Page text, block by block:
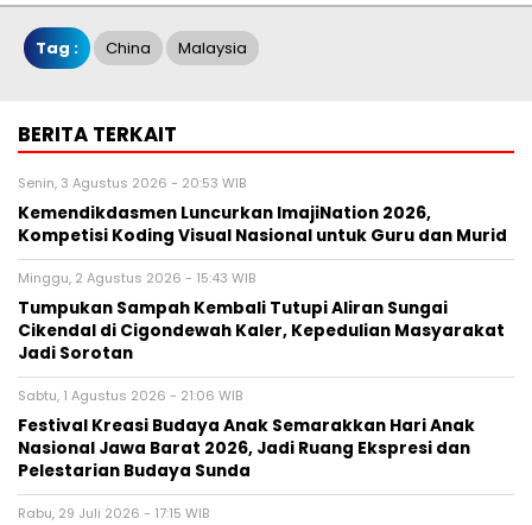
Tag : China Malaysia
BERITA TERKAIT
Senin, 3 Agustus 2026 - 20:53 WIB
Kemendikdasmen Luncurkan ImajiNation 2026,
Kompetisi Koding Visual Nasional untuk Guru dan Murid
Minggu, 2 Agustus 2026 - 15:43 WIB
Tumpukan Sampah Kembali Tutupi Aliran Sungai
Cikendal di Cigondewah Kaler, Kepedulian Masyarakat
Jadi Sorotan
Sabtu, 1 Agustus 2026 - 21:06 WIB
Festival Kreasi Budaya Anak Semarakkan Hari Anak
Nasional Jawa Barat 2026, Jadi Ruang Ekspresi dan
Pelestarian Budaya Sunda
Rabu, 29 Juli 2026 - 17:15 WIB